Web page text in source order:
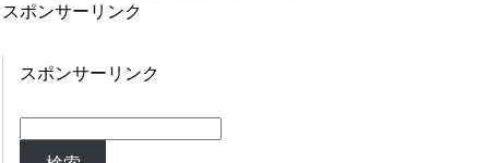
スポンサーリンク
スポンサーリンク